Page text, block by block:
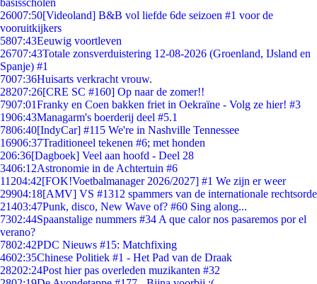
basisscholen
26007:50[Videoland] B&B vol liefde 6de seizoen #1 voor de
vooruitkijkers
5807:43Eeuwig voortleven
26707:43Totale zonsverduistering 12-08-2026 (Groenland, IJsland en
Spanje) #1
7007:36Huisarts verkracht vrouw.
28207:26[CRE SC #160] Op naar de zomer!!
7907:01Franky en Coen bakken friet in Oekraïne - Volg ze hier! #3
1906:43Managarm's boerderij deel #5.1
7806:40[IndyCar] #115 We're in Nashville Tennessee
16906:37Traditioneel tekenen #6; met honden
206:36[Dagboek] Veel aan hoofd - Deel 28
3406:12Astronomie in de Achtertuin #6
11204:42[FOK!Voetbalmanager 2026/2027] #1 We zijn er weer
29904:18[AMV] VS #1312 spammers van de internationale rechtsorde
21403:47Punk, disco, New Wave of? #60 Sing along...
7302:44Spaanstalige nummers #34 A que calor nos pasaremos por el
verano?
7802:42PDC Nieuws #15: Matchfixing
4602:35Chinese Politiek #1 - Het Pad van de Draak
28202:24Post hier pas overleden muzikanten #32